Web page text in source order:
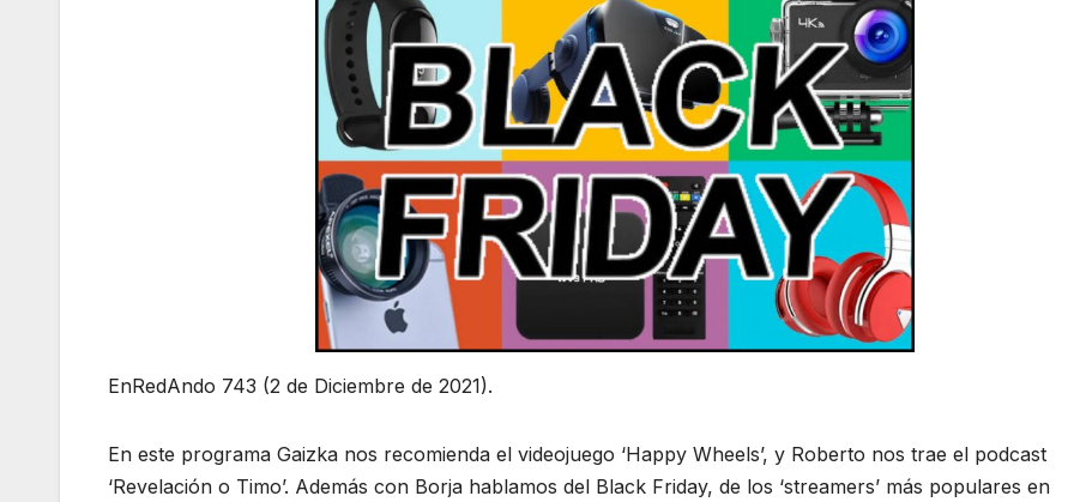
EnRedAndo 743 (2 de Diciembre de 2021).
En este programa Gaizka nos recomienda el videojuego ‘Happy Wheels’, y Roberto nos trae el podcast
‘Revelación o Timo’. Además con Borja hablamos del Black Friday, de los ‘streamers’ más populares en